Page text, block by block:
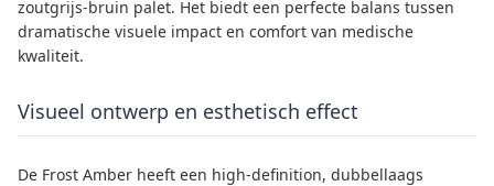
zoutgrijs-bruin palet. Het biedt een perfecte balans tussen
dramatische visuele impact en comfort van medische
kwaliteit.
Visueel ontwerp en esthetisch effect
De Frost Amber heeft een high-definition, dubbellaags